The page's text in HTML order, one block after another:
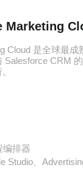
Marketing
Cloud 是全球最成
Salesforce CRM
编排器
Studio、